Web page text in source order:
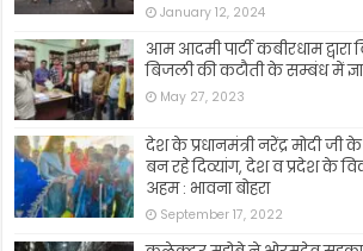
January 12, 2024
आम आदमी पार्टी कबीरधाम
बिजली की कटौती के सम्बंध में
May 27, 2023
देश के प्रधानमंत्री नरेंद्र मोदी जी
बन रहे दिव्यांग, देश व प्रदेश के
अहम : भावना बोहरा
September 17, 2022